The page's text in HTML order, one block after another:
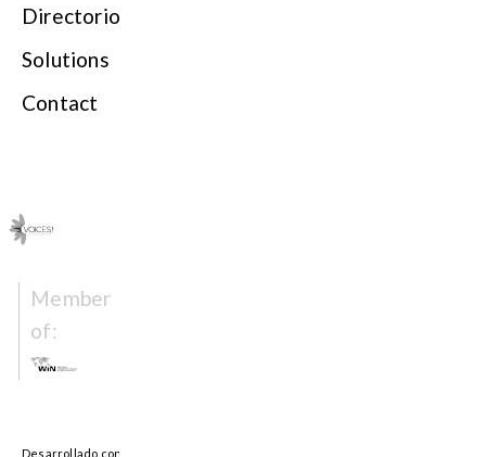
Directorio
Solutions
Contact
Member
of: